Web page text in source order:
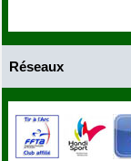
Réseaux